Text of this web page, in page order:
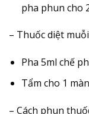
pha phun cho
– Thuốc diệt
Pha 5ml chế
Tẩm cho 1
– Cách phun